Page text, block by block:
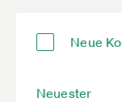
Neue
Neuester